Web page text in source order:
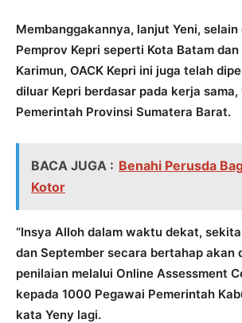
Membanggakannya, lanjut Yeni,
Pemprov Kepri seperti Kota Batam
Karimun, OACK Kepri ini juga telah
diluar Kepri berdasar pada kerja sama,
Pemerintah Provinsi Sumatera Barat.
BACA JUGA : Benahi Perusda
Kotor
“Insya Alloh dalam waktu dekat,
dan September secara bertahap akan
penilaian melalui Online Assessment
kepada 1000 Pegawai Pemerintah
kata Yeny lagi.